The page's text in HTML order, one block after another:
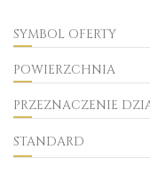
SYMBOL OFERTY
POWIERZCHNIA
PRZEZNACZENIE
STANDARD